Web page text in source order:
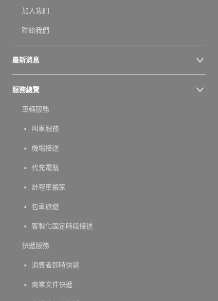
加入我們
聯絡我們
最新消息
服務總覽
車輛服務
叫車服務
機場接送
代充電瓶
計程車搬家
包車旅遊
客製化固定時段接送
快遞服務
消費者即時快遞
商業文件快遞